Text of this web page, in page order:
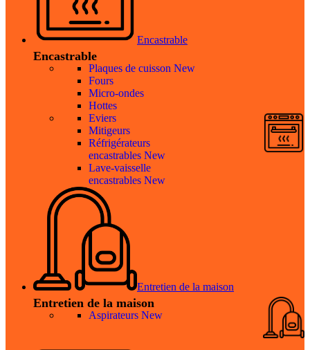
Encastrable
Encastrable
Plaques de cuisson New
Fours
Micro-ondes
Hottes
Eviers
Mitigeurs
Réfrigérateurs
encastrables New
Lave-vaisselle
encastrables New
Entretien de la maison
Entretien de la maison
Aspirateurs New